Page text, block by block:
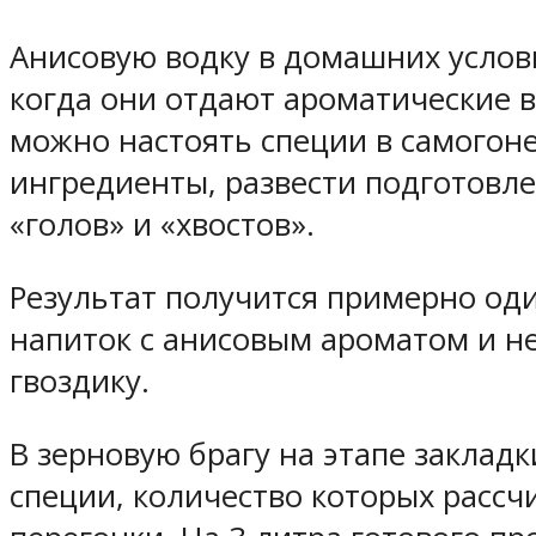
Анисовую водку в домашних
когда они отдают
можно настоять специи в
ингредиенты, развести
«голов» и «хвостов».
Результат получится примерно
напиток с анисовым ароматом и
гвоздику.
В зерновую брагу на этапе
специи, количество которых